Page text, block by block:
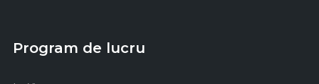
Program de lucru